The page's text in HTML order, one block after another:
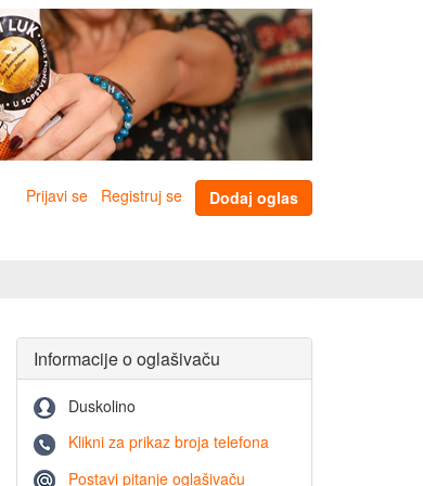
Prijavi se Registruj se Dodaj oglas
Informacije o oglašivaču
Duskolino
Klikni za prikaz broja telefona
Postavi pitanje oglašivaču